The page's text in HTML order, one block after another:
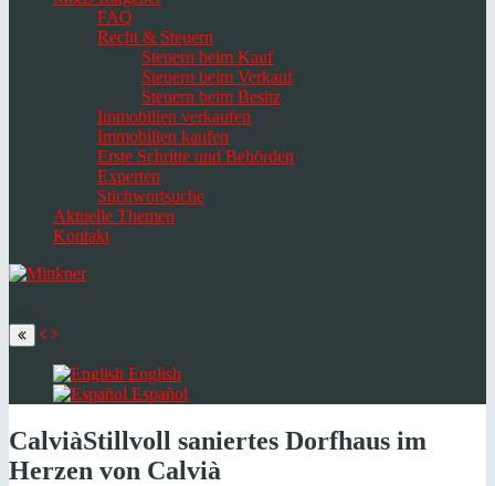
FAQ
Recht & Steuern
Steuern beim Kauf
Steuern beim Verkauf
Steuern beim Besitz
Immobilien verkaufen
Immobilien kaufen
Erste Schritte und Behörden
Experten
Stichwortsuche
Aktuelle Themen
Kontakt
language
English
Español
CalviàStillvoll saniertes Dorfhaus im
Herzen von Calvià